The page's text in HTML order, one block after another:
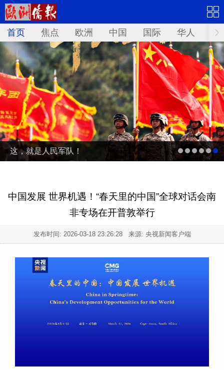
首页 焦点 欧洲 中国 国际 华人 文
这，就是人民军队！
中国发展 世界机遇！“春天里的中国”全球对话会南
非专场在开普敦举行
发布时间: 2026-03-18 23:26:28来源: 央视新闻客户端